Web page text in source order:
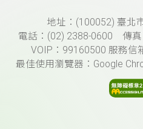
頁尾資訊地址：(100052) 臺北
電話：(02) 2388-0600 傳真
VOIP：99160500 服務信
最佳使用瀏覽器：Google